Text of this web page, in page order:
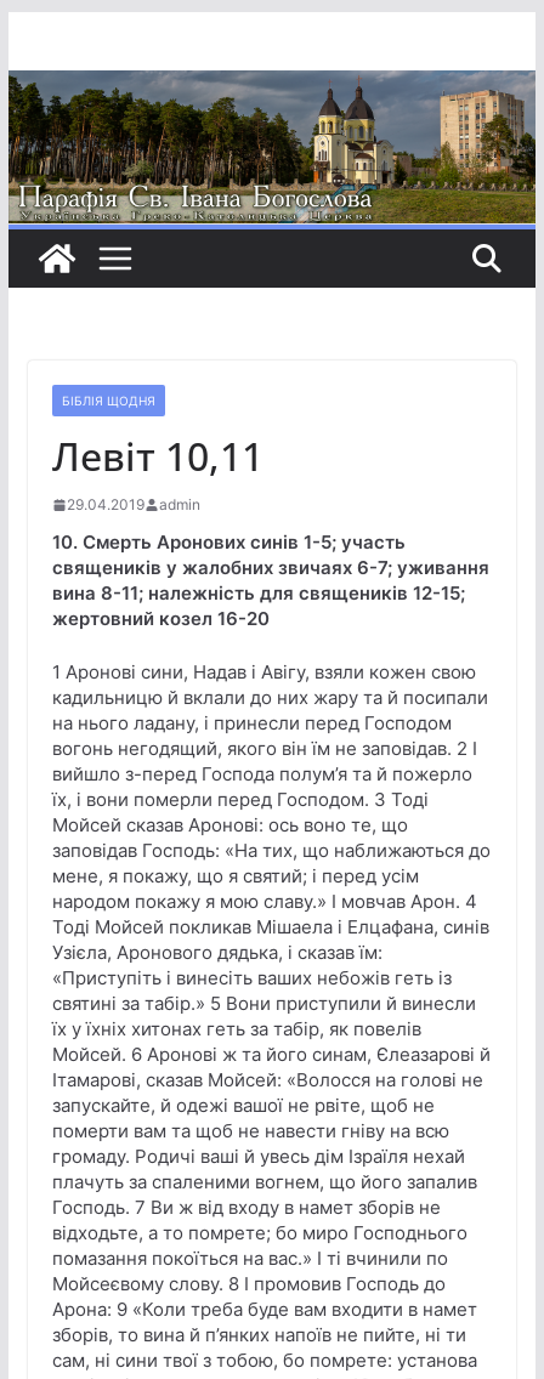
вмісту
БІБЛІЯ ЩОДНЯ
Левіт 10,11
29.04.2019 admin
10. Смерть Аронових синів 1-5; участь
священиків у жалобних звичаях 6-7; уживання
вина 8-11; належність для священиків 12-15;
жертовний козел 16-20
1 Аронові сини, Надав і Авігу, взяли кожен свою
кадильницю й вклали до них жару та й посипали
на нього ладану, і принесли перед Господом
вогонь негодящий, якого він їм не заповідав. 2 І
вийшло з-перед Господа полум’я та й пожерло
їх, і вони померли перед Господом. 3 Тоді
Мойсей сказав Аронові: ось воно те, що
заповідав Господь: «На тих, що наближаються до
мене, я покажу, що я святий; і перед усім
народом покажу я мою славу.» І мовчав Арон. 4
Тоді Мойсей покликав Мішаела і Елцафана, синів
Узієла, Аронового дядька, і сказав їм:
«Приступіть і винесіть ваших небожів геть із
святині за табір.» 5 Вони приступили й винесли
їх у їхніх хитонах геть за табір, як повелів
Мойсей. 6 Аронові ж та його синам, Єлеазарові й
Ітамарові, сказав Мойсей: «Волосся на голові не
запускайте, й одежі вашої не рвіте, щоб не
померти вам та щоб не навести гніву на всю
громаду. Родичі ваші й увесь дім Ізраїля нехай
плачуть за спаленими вогнем, що його запалив
Господь. 7 Ви ж від входу в намет зборів не
відходьте, а то помрете; бо миро Господнього
помазання покоїться на вас.» І ті вчинили по
Мойсеєвому слову. 8 І промовив Господь до
Арона: 9 «Коли треба буде вам входити в намет
зборів, то вина й п’янких напоїв не пийте, ні ти
сам, ні сини твої з тобою, бо помрете: установа